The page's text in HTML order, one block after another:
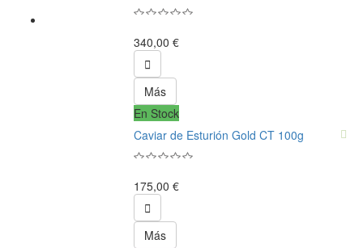
340,00 €

Más
En Stock
Caviar de Esturión Gold CT 100g
175,00 €

Más